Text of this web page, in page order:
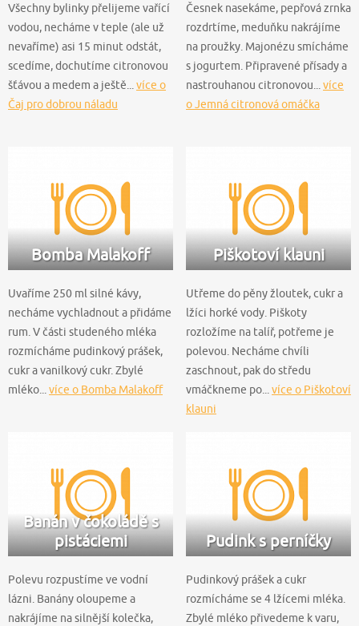
Všechny bylinky přelijeme vařící
vodou, necháme v teple (ale už
nevaříme) asi 15 minut odstát,
scedíme, dochutíme citronovou
šťávou a medem a ještě... více o
Čaj pro dobrou náladu
Česnek nasekáme, pepřová zrnka
rozdrtíme, meduňku nakrájíme
na proužky. Majonézu smícháme
s jogurtem. Připravené přísady a
nastrouhanou citronovou... více
o Jemná citronová omáčka
Bomba Malakoff
Uvaříme 250 ml silné kávy,
necháme vychladnout a přidáme
rum. V části studeného mléka
rozmícháme pudinkový prášek,
cukr a vanilkový cukr. Zbylé
mléko...více o Bomba Malakoff
Piškotoví klauni
Utřeme do pěny žloutek, cukr a
lžíci horké vody. Piškoty
rozložíme na talíř, potřeme je
polevou. Necháme chvíli
zaschnout, pak do středu
vmáčkneme po...více o Piškotoví
klauni
Banán v čokoládě s
pistáciemi
Polevu rozpustíme ve vodní
lázni. Banány oloupeme a
nakrájíme na silnější kolečka,
Pudink s perníčky
Pudinkový prášek a cukr
rozmícháme se 4 lžícemi mléka.
Zbylé mléko přivedeme k varu,